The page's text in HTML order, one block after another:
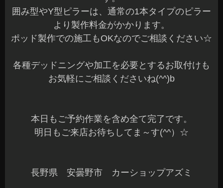
囲み型やY型ピラーは、通常の1本タイプのピラー
より製作料金がかかります。
ポッド製作での施工もOKなのでご相談ください☆
各種デッドニングや加工を必要とするお取付けも
お気軽にご相談くださいね(^^)b
本日もご予約作業を含め全て完了です。
明日もご来店お待ちしてま～す(^^）☆
長野県 安曇野市 カーショップアズミ